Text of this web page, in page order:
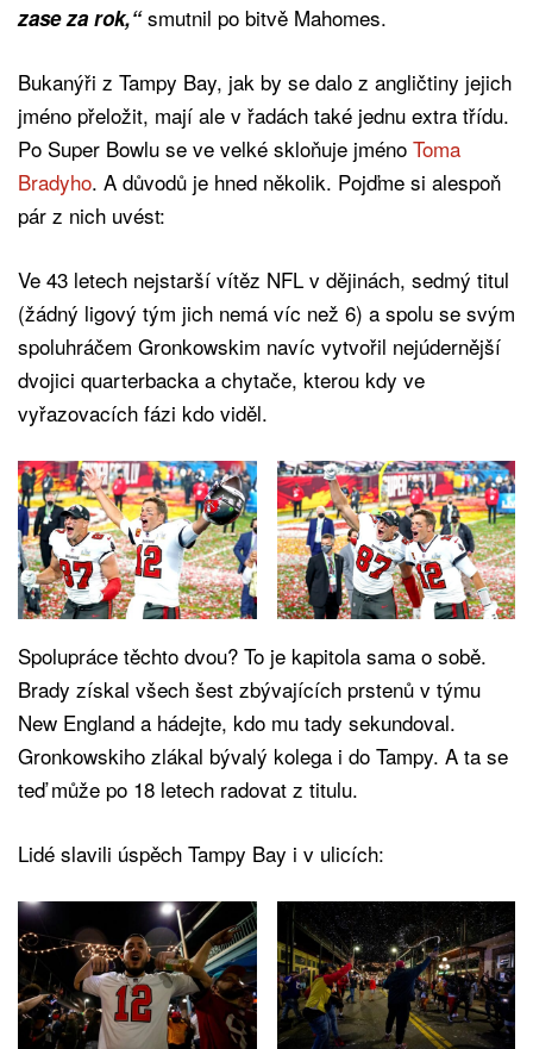
zase za rok,“smutnil po bitvě Mahomes.
Bukanýři z Tampy Bay, jak by se dalo z angličtiny jejich
jméno přeložit, mají ale v řadách také jednu extra třídu.
Po Super Bowlu se ve velké skloňuje jméno Toma
Bradyho. A důvodů je hned několik. Pojďme si alespoň
pár z nich uvést:
Ve 43 letech nejstarší vítěz NFL v dějinách, sedmý titul
(žádný ligový tým jich nemá víc než 6) a spolu se svým
spoluhráčem Gronkowskim navíc vytvořil nejúdernější
dvojici quarterbacka a chytače, kterou kdy ve
vyřazovacích fázi kdo viděl.
Spolupráce těchto dvou? To je kapitola sama o sobě.
Brady získal všech šest zbývajících prstenů v týmu
New England a hádejte, kdo mu tady sekundoval.
Gronkowskiho zlákal bývalý kolega i do Tampy. A ta se
teď může po 18 letech radovat z titulu.
Lidé slavili úspěch Tampy Bay i v ulicích: